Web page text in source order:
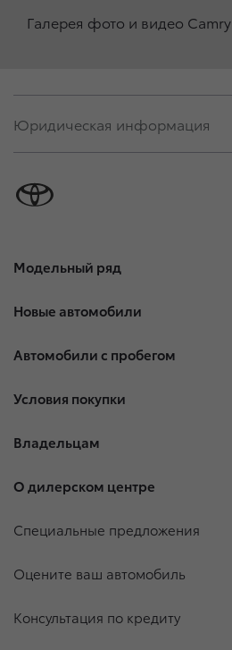
Галерея фото и видео Camry
Юридическая информация
Модельный ряд
Новые автомобили
Автомобили с пробегом
Условия покупки
Владельцам
О дилерском центре
Специальные предложения
Оцените ваш автомобиль
Консультация по кредиту